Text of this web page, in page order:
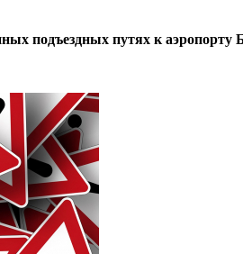
подъездных путях к